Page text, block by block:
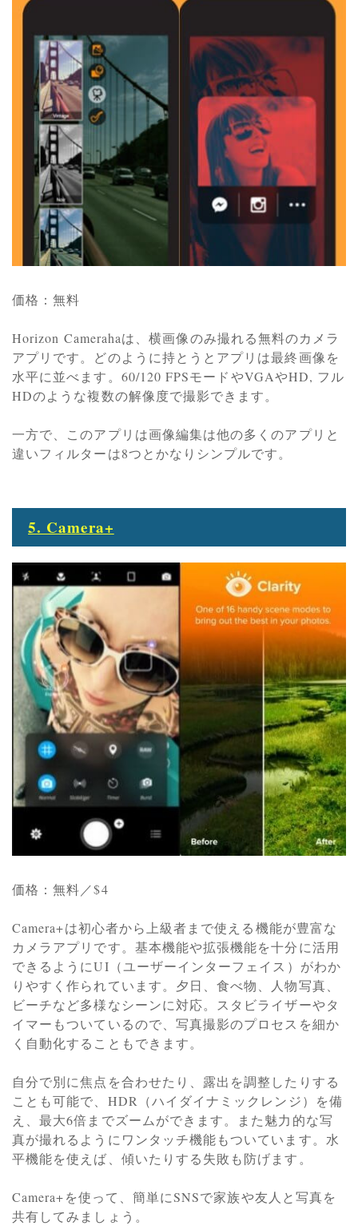
価格：無料
Horizon Camerahaは、横画像のみ撮れる無料のカメラ
アプリです。どのように持とうとアプリは最終画像を
水平に並べます。60/120 FPSモードやVGAやHD, フル
HDのような複数の解像度で撮影できます。
一方で、このアプリは画像編集は他の多くのアプリと
違いフィルターは8つとかなりシンプルです。
5. Camera+
価格：無料／$4
Camera+は初心者から上級者まで使える機能が豊富な
カメラアプリです。基本機能や拡張機能を十分に活用
できるようにUI（ユーザーインターフェイス）がわか
りやすく作られています。夕日、食べ物、人物写真、
ビーチなど多様なシーンに対応。スタビライザーやタ
イマーもついているので、写真撮影のプロセスを細か
く自動化することもできます。
自分で別に焦点を合わせたり、露出を調整したりする
ことも可能で、HDR（ハイダイナミックレンジ）を備
え、最大6倍までズームができます。また魅力的な写
真が撮れるようにワンタッチ機能もついています。水
平機能を使えば、傾いたりする失敗も防げます。
Camera+を使って、簡単にSNSで家族や友人と写真を
共有してみましょう。